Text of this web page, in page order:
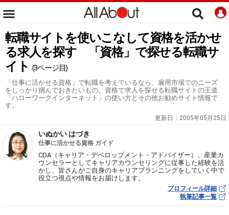
転職サイトを使いこなして資格を活かせ
る求人を探す 「資格」で探せる転職サ
イト (3ページ目)
「仕事に活かせる資格」で転職を考えているなら、雇用市場でのニーズ
をしっかり掴んでおきたいもの。資格で求人を探せる転職サイトの王道
「ハローワークインターネット」の使い方とその他お勧めサイト情報で
す。
更新日： 2005年05月25日
いぬかい はづき
仕事に活かせる資格 ガイド
CDA（キャリア・デベロップメント・アドバイザー）、産業カ
ウンセラーとしてキャリアカウンセリングに従事した経験を活
かし、皆さんがご自身のキャリアプランニングをしていく中で
役立つ視点や情報をお届けします。
プロフィール詳細
執筆記事一覧